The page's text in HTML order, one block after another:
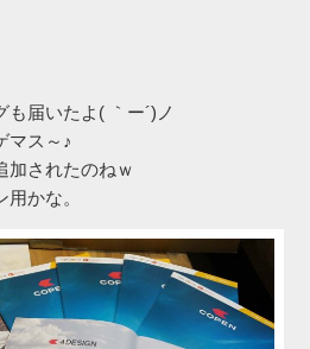
届いたよ( ｀ー´)ノ
マス～♪
加されたのねｗ
かな。